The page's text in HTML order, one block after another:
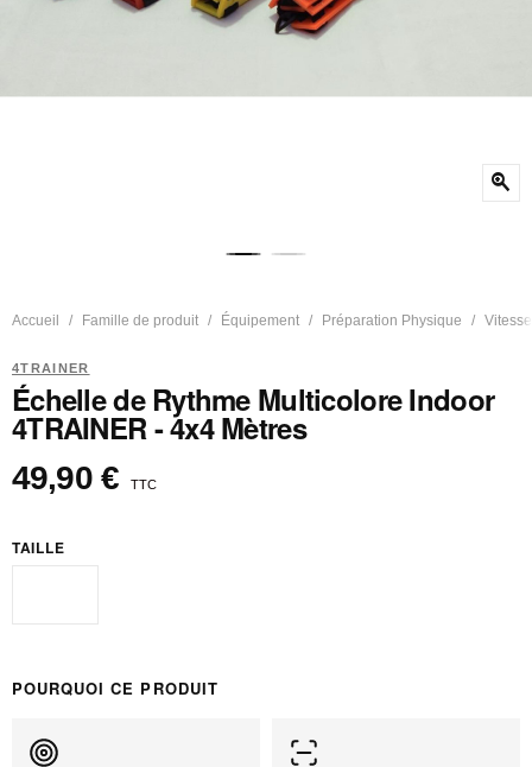
zoom_in
Accueil Famille de produit Équipement Préparation Physique
4TRAINER
Échelle de Rythme Multicolore Indoor
4TRAINER - 4x4 Mètres
49,90 € TTC
TAILLE
POURQUOI CE PRODUIT